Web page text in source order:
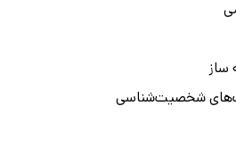
ساز
شخصیت‌شناسی